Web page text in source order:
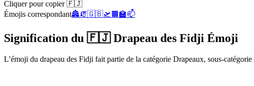
Cliquer pour copier 🇫🇯
Émojis correspondant🏯🧯🇬🇧🛫 🟫 🏫📫
Signification du 🇫🇯 Drapeau des Fidji Émoji
L’émoji du drapeau des Fidji fait partie de la catégorie Drapeaux, sous-